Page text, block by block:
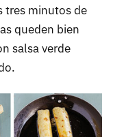
tres minutos de
queden bien
salsa verde